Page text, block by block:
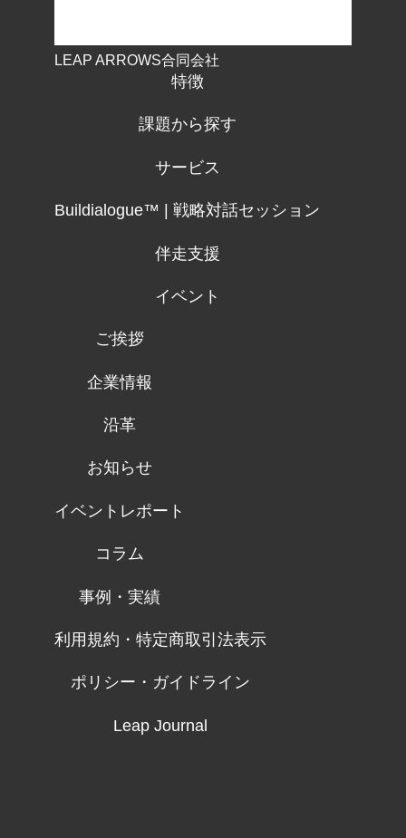
LEAP ARROWS合同会社
特徴
課題から探す
サービス
Buildialogue™ | 戦略対話セッション
伴走支援
イベント
ご挨拶
企業情報
沿革
お知らせ
イベントレポート
コラム
事例・実績
利用規約・特定商取引法表示
ポリシー・ガイドライン
Leap Journal